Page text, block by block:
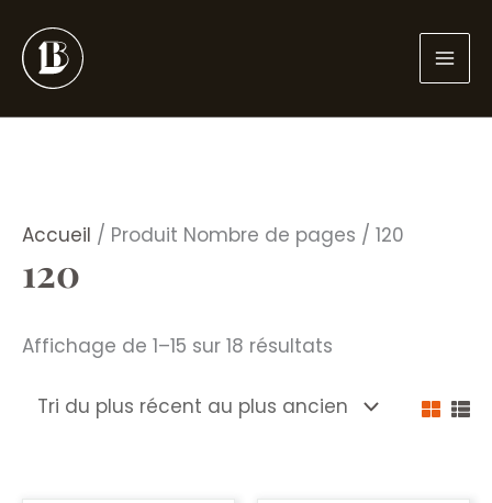
au
contenu
Accueil / Produit Nombre de pages / 120
120
Affichage de 1–15 sur 18 résultats
plus